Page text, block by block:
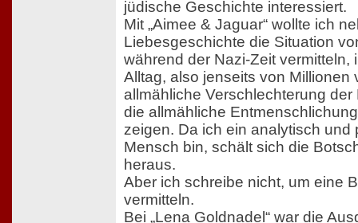
jüdische Geschichte interessiert.
Mit „Aimee & Jaguar“ wollte ich
Liebesgeschichte die Situation
während der Nazi-Zeit vermitteln,
Alltag, also jenseits von Millionen
allmähliche Verschlechterung
die allmähliche
zeigen. Da ich ein analytisch und
Mensch bin, schält sich die
heraus.
Aber ich schreibe nicht, um eine
vermitteln.
Bei „Lena Goldnadel“ war die